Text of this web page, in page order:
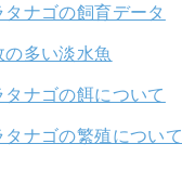
タナゴの飼育データ
多い淡水魚
タナゴの餌について
タナゴの繁殖について